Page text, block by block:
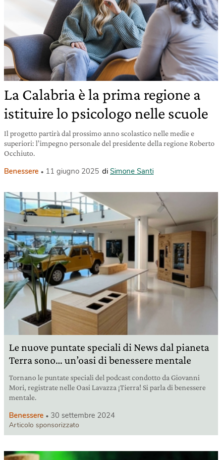
La Calabria è la prima regione a
istituire lo psicologo nelle scuole
Il progetto partirà dal prossimo anno scolastico nelle medie e
superiori: l’impegno personale del presidente della regione Roberto
Occhiuto.
Benessere 11 giugno 2025 di Simone Santi
Le nuove puntate speciali di News dal pianeta
Terra sono… un’oasi di benessere mentale
Tornano le puntate speciali del podcast condotto da Giovanni
Mori, registrate nelle Oasi Lavazza ¡Tierra! Si parla di benessere
mentale.
Benessere 30 settembre 2024
Articolo sponsorizzato